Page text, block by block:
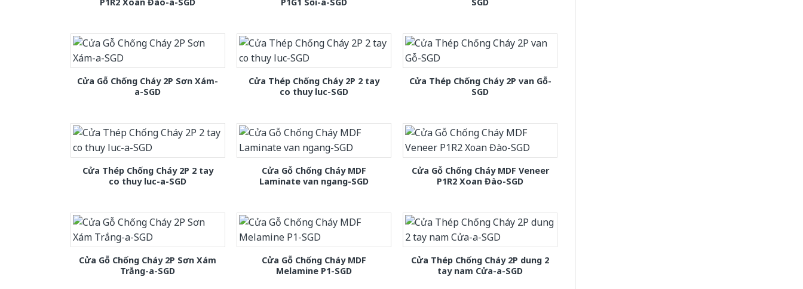
Cửa Gỗ Chống Cháy 2P Sơn Xám-
a-SGD
Cửa Thép Chống Cháy 2P 2 tay
co thuy luc-SGD
Cửa Thép Chống Cháy 2P van Gỗ-
SGD
Cửa Thép Chống Cháy 2P 2 tay
co thuy luc-a-SGD
Cửa Gỗ Chống Cháy MDF
Laminate van ngang-SGD
Cửa Gỗ Chống Cháy MDF Veneer
P1R2 Xoan Đào-SGD
Cửa Gỗ Chống Cháy 2P Sơn Xám
Trắng-a-SGD
Cửa Gỗ Chống Cháy MDF
Melamine P1-SGD
Cửa Thép Chống Cháy 2P dung 2
tay nam Cửa-a-SGD